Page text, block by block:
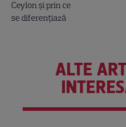
ALTE